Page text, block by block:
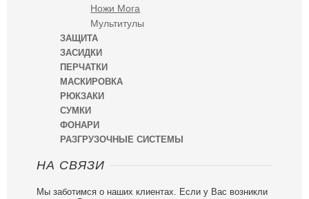
Ножи Mora
Мультитулы
ЗАЩИТА
ЗАСИДКИ
ПЕРЧАТКИ
МАСКИРОВКА
РЮКЗАКИ
СУМКИ
ФОНАРИ
РАЗГРУЗОЧНЫЕ СИСТЕМЫ
НА СВЯЗИ
Мы заботимся о наших клиентах. Если у Вас возникли